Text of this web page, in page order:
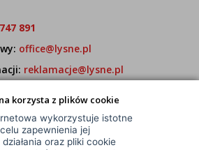
korzysta z plików cookie
wykorzystuje istotne
zapewnienia jej
działania oraz pliki cookie
891
office@lysne.pl
reklamacje@lysne.pl